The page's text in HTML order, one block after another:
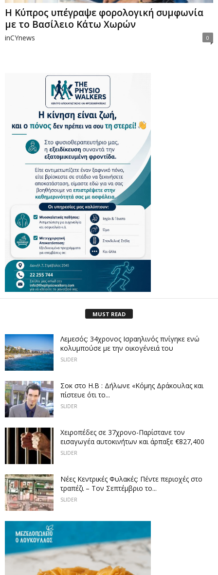
Η Κύπρος υπέγραψε φορολογική συμφωνία
με το Βασίλειο Κάτω Χωρών
inCYnews 0
MUST READ
Λεμεσός: 34χρονος Ισραηλινός πνίγηκε ενώ
κολυμπούσε με την οικογένειά του
SLIDER
Σοκ στο Η.Β : Δήλωνε «Κόμης Δράκουλας και
πίστευε ότι το...
SLIDER
Χειροπέδες σε 37χρονο-Παρίστανε τον
εισαγωγέα αυτοκινήτων και άρπαξε €827,400
SLIDER
Νέες Κεντρικές Φυλακές: Πέντε περιοχές στο
τραπέζι – Τον Σεπτέμβριο το...
SLIDER